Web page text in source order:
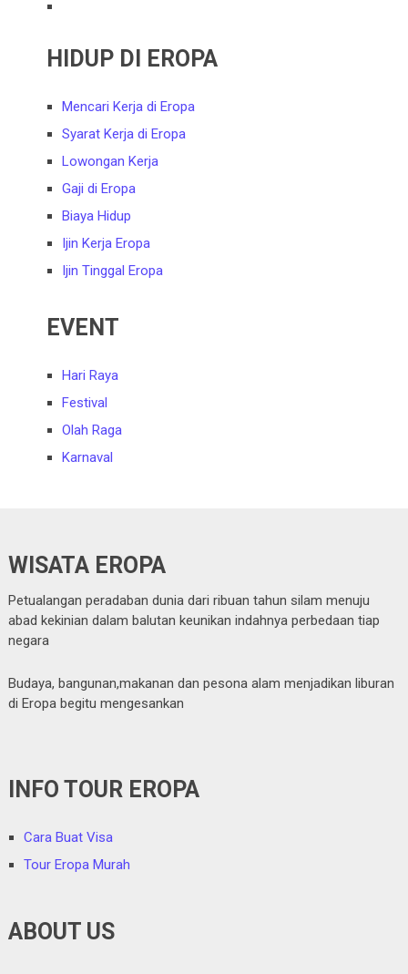
HIDUP DI EROPA
Mencari Kerja di Eropa
Syarat Kerja di Eropa
Lowongan Kerja
Gaji di Eropa
Biaya Hidup
Ijin Kerja Eropa
Ijin Tinggal Eropa
EVENT
Hari Raya
Festival
Olah Raga
Karnaval
WISATA EROPA
Petualangan peradaban dunia dari ribuan tahun silam menuju
abad kekinian dalam balutan keunikan indahnya perbedaan tiap
negara
Budaya, bangunan,makanan dan pesona alam menjadikan liburan
di Eropa begitu mengesankan
INFO TOUR EROPA
Cara Buat Visa
Tour Eropa Murah
ABOUT US